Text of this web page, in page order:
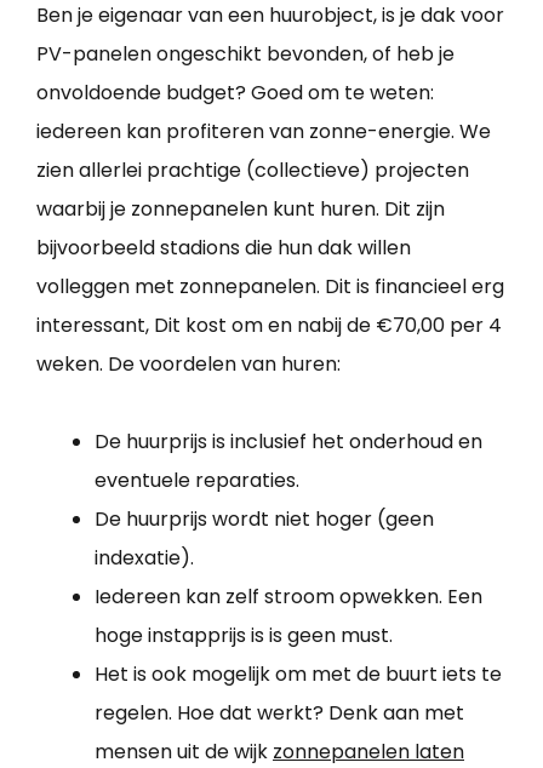
Ben je eigenaar van een huurobject, is je dak voor
PV-panelen ongeschikt bevonden, of heb je
onvoldoende budget? Goed om te weten:
iedereen kan profiteren van zonne-energie. We
zien allerlei prachtige (collectieve) projecten
waarbij je zonnepanelen kunt huren. Dit zijn
bijvoorbeeld stadions die hun dak willen
volleggen met zonnepanelen. Dit is financieel erg
interessant, Dit kost om en nabij de €70,00 per 4
weken. De voordelen van huren:
De huurprijs is inclusief het onderhoud en
eventuele reparaties.
De huurprijs wordt niet hoger (geen
indexatie).
Iedereen kan zelf stroom opwekken. Een
hoge instapprijs is is geen must.
Het is ook mogelijk om met de buurt iets te
regelen. Hoe dat werkt? Denk aan met
mensen uit de wijk zonnepanelen laten